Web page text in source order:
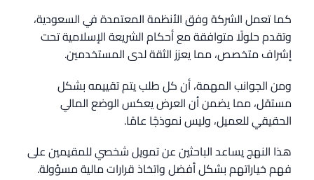
كما تعمل الشركة وفق الأنظمة المعتمدة في السعودية،
وتقدم حلولًا متوافقة مع أحكام الشريعة الإسلامية تحت
إشراف متخصص، مما يعزز الثقة لدى المستخدمين.
ومن الجوانب المهمة، أن كل طلب يتم تقييمه بشكل
مستقل، مما يضمن أن العرض يعكس الوضع المالي
الحقيقي للعميل، وليس نموذجًا عامًا.
هذا النهج يساعد الباحثين عن تمويل شخصي للمقيمين على
فهم خياراتهم بشكل أفضل واتخاذ قرارات مالية مسؤولة.